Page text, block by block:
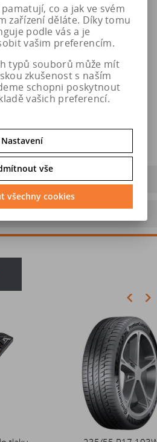
co a jak ve svém
zařízení děláte. Díky tomu
podle vás a je
vašim preferencím.
typů souborů může mít
zkušenost s naším
schopni poskytnout
vašich preferencí.
Nastavení
vše
všechny cookies